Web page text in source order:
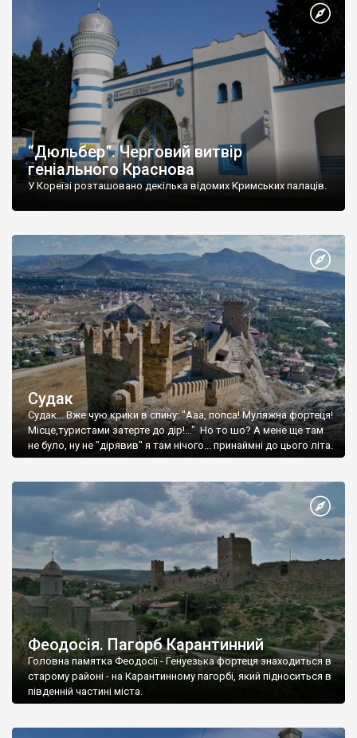
“Дюльбер”. Черговий витвір
геніального Краснова
У Кореїзі розташовано декілька відомих Кримських палаців.
Судак
Судак... Вже чую крики в спину: "Ааа, попса! Муляжна фортеця!
Місце,туристами затерте до дір!..." Но то шо? А мене ще там
не було, ну не "дірявив" я там нічого... принаймні до цього літа.
Феодосія. Пагорб Карантинний
Головна памятка Феодосії - Генуезька фортеця знаходиться в
старому районі - на Карантинному пагорбі, який підноситься в
південній частині міста.